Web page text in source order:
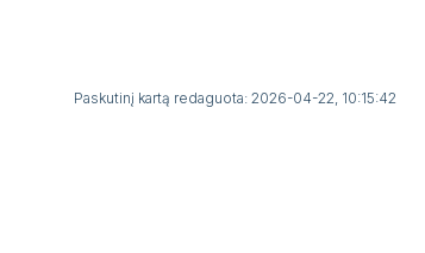
Paskutinį kartą redaguota: 2026-04-22, 10:15:42